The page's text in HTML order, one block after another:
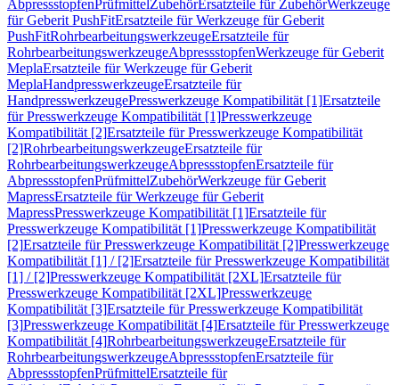
AbpressstopfenPrüfmittelZubehörErsatzteile für ZubehörWerkzeuge
für Geberit PushFitErsatzteile für Werkzeuge für Geberit
PushFitRohrbearbeitungswerkzeugeErsatzteile für
RohrbearbeitungswerkzeugeAbpressstopfenWerkzeuge für Geberit
MeplaErsatzteile für Werkzeuge für Geberit
MeplaHandpresswerkzeugeErsatzteile für
HandpresswerkzeugePresswerkzeuge Kompatibilität [1]Ersatzteile
für Presswerkzeuge Kompatibilität [1]Presswerkzeuge
Kompatibilität [2]Ersatzteile für Presswerkzeuge Kompatibilität
[2]RohrbearbeitungswerkzeugeErsatzteile für
RohrbearbeitungswerkzeugeAbpressstopfenErsatzteile für
AbpressstopfenPrüfmittelZubehörWerkzeuge für Geberit
MapressErsatzteile für Werkzeuge für Geberit
MapressPresswerkzeuge Kompatibilität [1]Ersatzteile für
Presswerkzeuge Kompatibilität [1]Presswerkzeuge Kompatibilität
[2]Ersatzteile für Presswerkzeuge Kompatibilität [2]Presswerkzeuge
Kompatibilität [1] / [2]Ersatzteile für Presswerkzeuge Kompatibilität
[1] / [2]Presswerkzeuge Kompatibilität [2XL]Ersatzteile für
Presswerkzeuge Kompatibilität [2XL]Presswerkzeuge
Kompatibilität [3]Ersatzteile für Presswerkzeuge Kompatibilität
[3]Presswerkzeuge Kompatibilität [4]Ersatzteile für Presswerkzeuge
Kompatibilität [4]RohrbearbeitungswerkzeugeErsatzteile für
RohrbearbeitungswerkzeugeAbpressstopfenErsatzteile für
AbpressstopfenPrüfmittelErsatzteile für